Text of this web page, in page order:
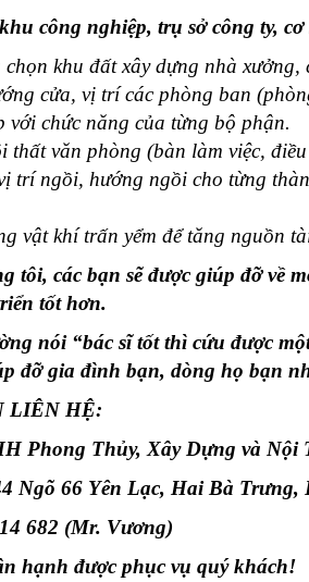
công nghiệp, trụ sở công ty,
chọn khu đất xây dựng nhà
cửa, vị trí các phòng ban
với chức năng của từng bộ phận.
thất văn phòng (bàn làm việc,
trí ngồi, hướng ngồi cho từng
vật khí trấn yểm để tăng nguồn
tôi, các bạn sẽ được giúp đỡ về
tốt hơn.
nói “bác sĩ tốt thì cứu được
đỡ gia đình bạn, dòng họ bạn
LIÊN HỆ:
Phong Thủy, Xây Dựng và Nội
Ngõ 66 Yên Lạc, Hai Bà Trưng,
682 (Mr. Vương)
hạnh được phục vụ quý khách!